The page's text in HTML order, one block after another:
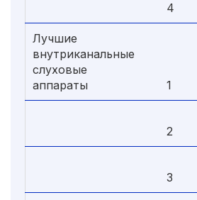
4
Лучшие
внутриканальные
слуховые
аппараты
1
2
3